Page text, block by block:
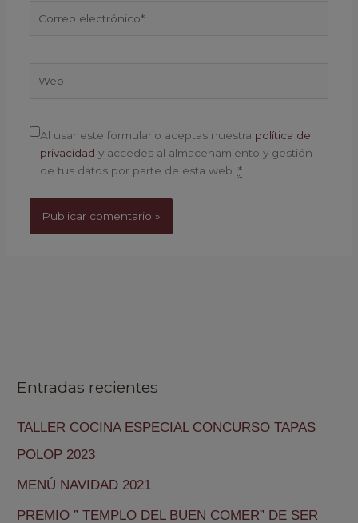
electrónico*
Al usar este formulario aceptas nuestra política de
privacidad y accedes al almacenamiento y gestión
de tus datos por parte de esta web. *
Entradas recientes
TALLER COCINA ESPECIAL CONCURSO TAPAS
POLOP 2023
MENÚ NAVIDAD 2021
PREMIO ” TEMPLO DEL BUEN COMER” DE SER